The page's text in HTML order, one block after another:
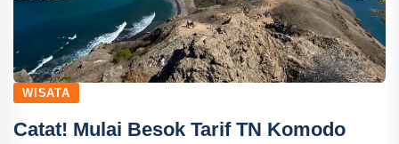
WISATA
Catat! Mulai Besok Tarif TN Komodo